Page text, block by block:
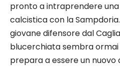
pronto a intraprendere
calcistica con la
giovane difensore dal
blucerchiata sembra ormai
prepara a essere un nuovo